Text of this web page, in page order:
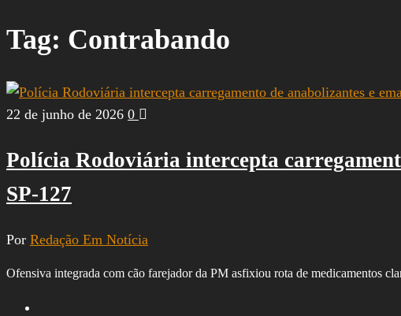
Tag: Contrabando
22 de junho de 2026 0
Polícia Rodoviária intercepta
SP-127
Por Redação Em Notícia
Ofensiva integrada com cão farejador da PM asfixiou rota de medicamentos